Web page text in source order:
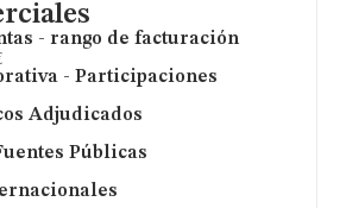
- rango de facturación
- Participaciones
Adjudicados
Públicas